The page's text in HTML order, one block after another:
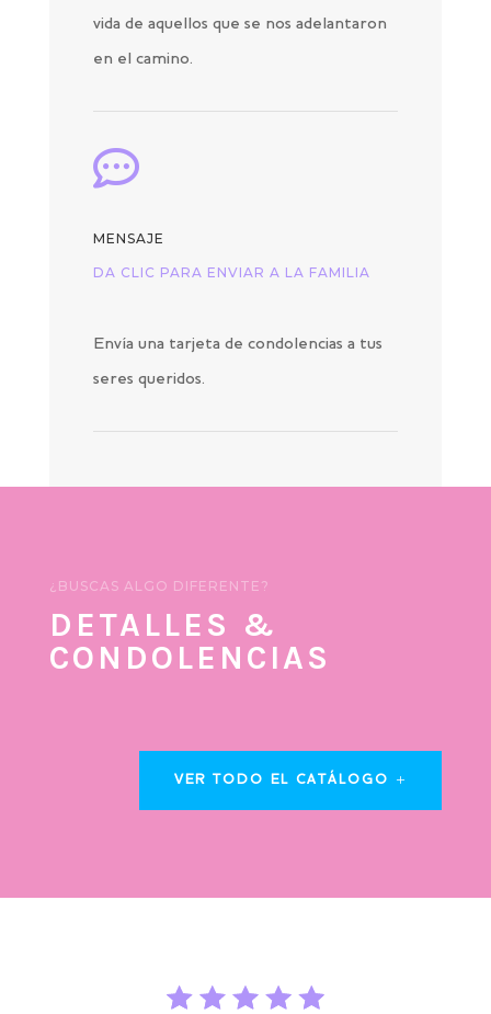
vida de aquellos que se nos adelantaron
en el camino.

MENSAJE
DA CLIC PARA ENVIAR A LA FAMILIA
Envía una tarjeta de condolencias a tus
seres queridos.
¿BUSCAS ALGO DIFERENTE?
DETALLES &
CONDOLENCIAS
VER TODO EL CATÁLOGO